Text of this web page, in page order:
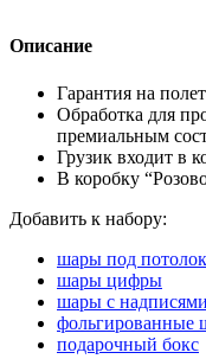
Описание
Гарантия на
Обработка для
премиальным
Грузик входит в
В коробку
Добавить к набору:
шары под потолок
шары цифры
шары с
фольгированные
подарочный бокс